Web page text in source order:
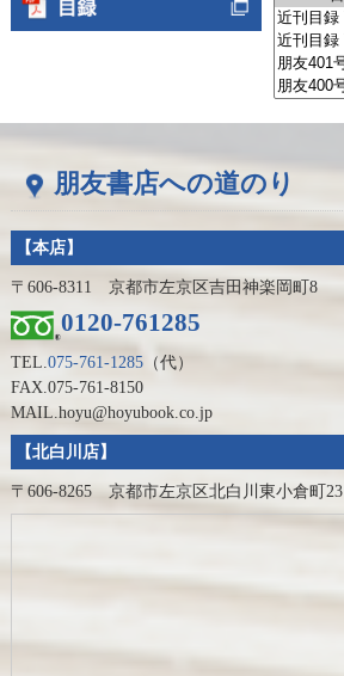
朋友書店への道のり
【本店】
〒606-8311 京都市左京区吉田神楽岡町8
0120-761285
TEL.075-761-1285（代）
FAX.075-761-8150
MAIL.hoyu@hoyubook.co.jp
【北白川店】
〒606-8265 京都市左京区北白川東小倉町23